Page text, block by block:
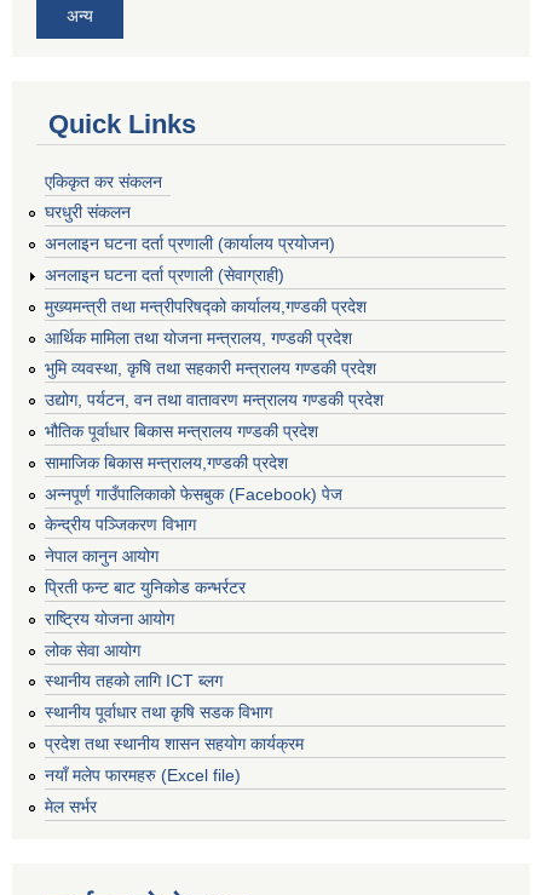
अन्य
Quick Links
एकिकृत कर संकलन
घरधुरी संकलन
अनलाइन घटना दर्ता प्रणाली (कार्यालय प्रयोजन)
अनलाइन घटना दर्ता प्रणाली (सेवाग्राही)
मुख्यमन्त्री तथा मन्त्रीपरिषद्को कार्यालय,गण्डकी प्रदेश
आर्थिक मामिला तथा योजना मन्त्रालय, गण्डकी प्रदेश
भुमि व्यवस्था, कृषि तथा सहकारी मन्त्रालय गण्डकी प्रदेश
उद्योग, पर्यटन, वन तथा वातावरण मन्त्रालय गण्डकी प्रदेश
भौतिक पूर्वाधार बिकास मन्त्रालय गण्डकी प्रदेश
सामाजिक बिकास मन्त्रालय,गण्डकी प्रदेश
अन्नपूर्ण गाउँपालिकाको फेसबुक (Facebook) पेज
केन्द्रीय पञ्जिकरण विभाग
नेपाल कानुन आयोग
प्रिती फन्ट बाट युनिकोड कन्भर्रटर
राष्ट्रिय योजना आयोग
लोक सेवा आयोग
स्थानीय तहको लागि ICT ब्लग
स्थानीय पूर्वाधार तथा कृषि सडक विभाग
प्रदेश तथा स्थानीय शासन सहयोग कार्यक्रम
नयाँ मलेप फारमहरु (Excel file)
मेल सर्भर